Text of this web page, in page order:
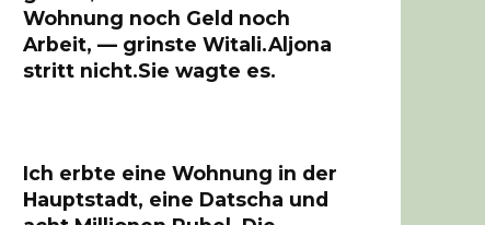
Wohnung noch Geld noch
Arbeit, — grinste Witali.Aljona
stritt nicht.Sie wagte es.
Ich erbte eine Wohnung in der
Hauptstadt, eine Datscha und